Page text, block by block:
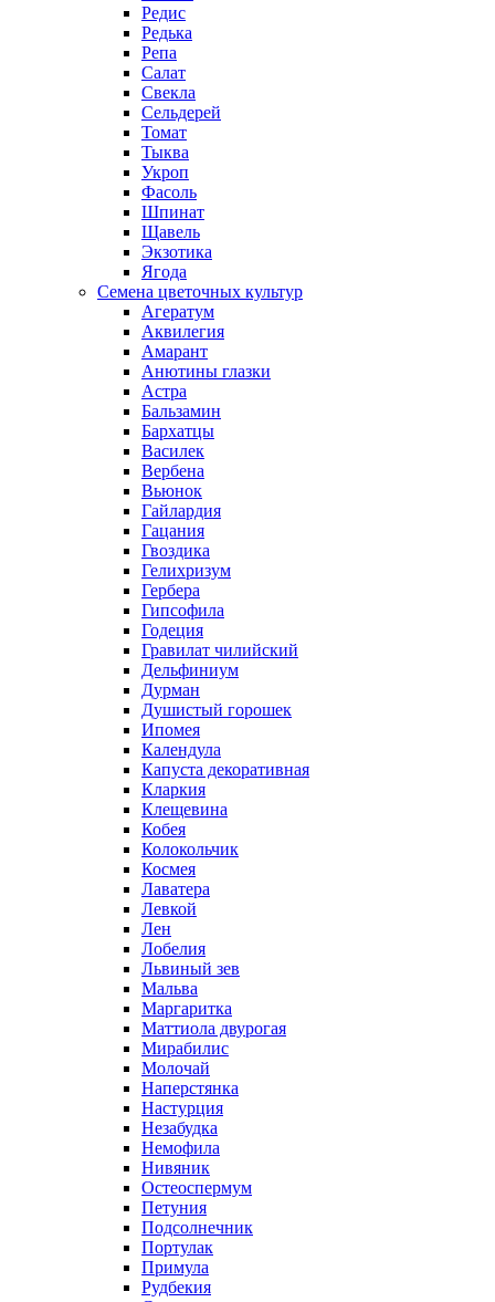
Редис
Редька
Репа
Салат
Свекла
Сельдерей
Томат
Тыква
Укроп
Фасоль
Шпинат
Щавель
Экзотика
Ягода
Семена цветочных культур
Агератум
Аквилегия
Амарант
Анютины глазки
Астра
Бальзамин
Бархатцы
Василек
Вербена
Вьюнок
Гайлардия
Гацания
Гвоздика
Гелихризум
Гербера
Гипсофила
Годеция
Гравилат чилийский
Дельфиниум
Дурман
Душистый горошек
Ипомея
Календула
Капуста декоративная
Кларкия
Клещевина
Кобея
Колокольчик
Космея
Лаватера
Левкой
Лен
Лобелия
Львиный зев
Мальва
Маргаритка
Маттиола двурогая
Мирабилис
Молочай
Наперстянка
Настурция
Незабудка
Немофила
Нивяник
Остеоспермум
Петуния
Подсолнечник
Портулак
Примула
Рудбекия